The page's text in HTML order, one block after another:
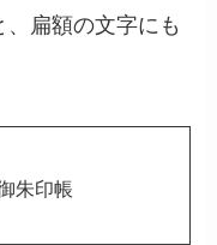
扁額の文字にも
朱印帳